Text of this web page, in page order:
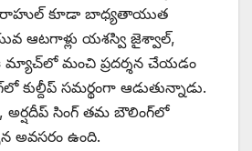
రాహుల్ కూడా బాధ్యతాయుత
ఆటగాళ్లు యశస్వి జైశ్వాల్,
మ్యాచ్‌లో మంచి ప్రదర్శన చేయడం
కుల్దీప్ సమర్థంగా ఆడుతున్నాడు.
సింగ్ తమ బౌలింగ్‌లో
అవసరం ఉంది.